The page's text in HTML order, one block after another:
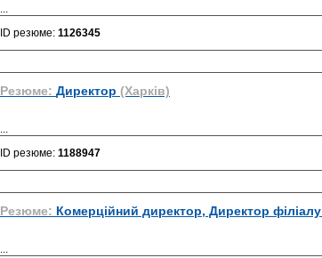
...
ID резюме: 1126345
Резюме: Директор (Харків)
...
ID резюме: 1188947
Резюме: Комерційний директор, Директор філіалу
...